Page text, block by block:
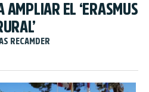
AMPLIAR EL ‘ERASMUS
RECAMDER